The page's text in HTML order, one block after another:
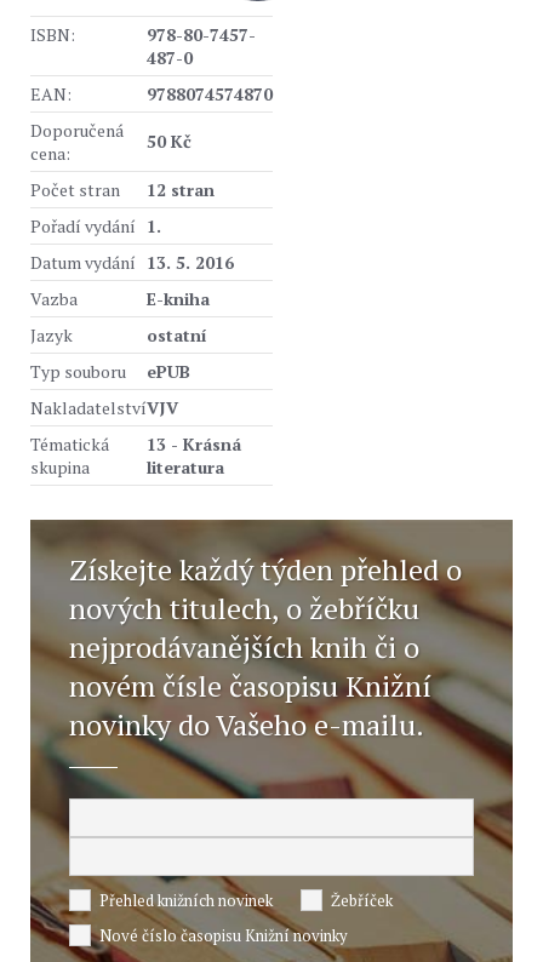
ISBN:
978-80-7457-
487-0
EAN:
9788074574870
Doporučená
cena:
50 Kč
Počet stran
12 stran
Pořadí vydání 1.
Datum vydání 13. 5. 2016
Vazba
E-kniha
Jazyk
ostatní
Typ souboru
ePUB
NakladatelstvíVJV
Tématická
skupina
13 - Krásná
literatura
Získejte každý týden přehled o
nových titulech, o žebříčku
nejprodávanějších knih či o
novém čísle časopisu Knižní
novinky do Vašeho e-mailu.
Přehled knižních novinek
Žebříček
Nové číslo časopisu Knižní novinky